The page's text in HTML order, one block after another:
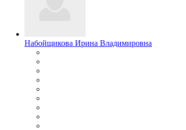
Набойщикова Ирина Владимировна